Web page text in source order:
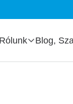
Rólunk Blog,